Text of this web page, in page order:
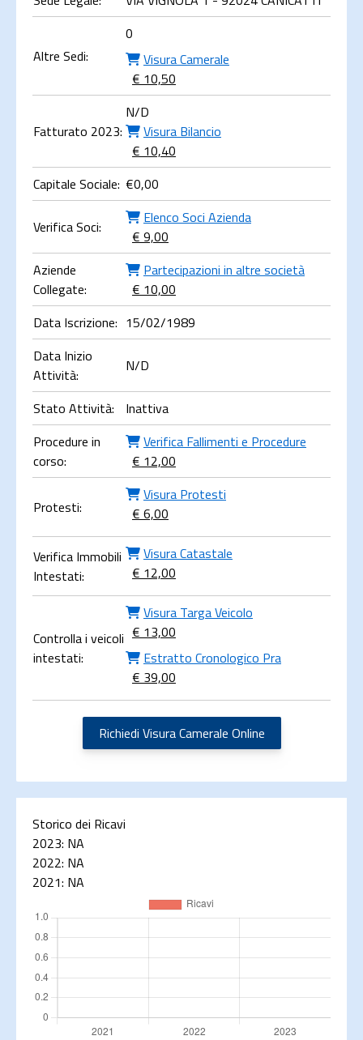
Altre Sedi:
0
Visura Camerale
€ 10,50
Fatturato 2023:
N/D
Visura Bilancio
€ 10,40
Capitale Sociale: €0,00
Verifica Soci:
Elenco Soci Azienda
€ 9,00
Aziende
Collegate:
Partecipazioni in altre società
€ 10,00
Data Iscrizione: 15/02/1989
Data Inizio
Attività:
N/D
Stato Attività:
Inattiva
Procedure in
corso:
Verifica Fallimenti e Procedure
€ 12,00
Protesti:
Visura Protesti
€ 6,00
Verifica Immobili
Intestati:
Visura Catastale
€ 12,00
Controlla i veicoli
intestati:
Visura Targa Veicolo
€ 13,00
Estratto Cronologico Pra
€ 39,00
Richiedi Visura Camerale Online
Storico dei Ricavi
2023: NA
2022: NA
2021: NA